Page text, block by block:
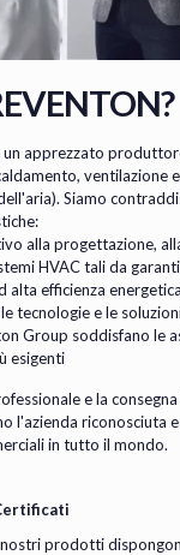
un apprezzato
ventilazione e
Siamo
alla progettazione,
HVAC tali da
alta efficienza
tecnologie e le
Group soddisfano le
esigenti
e la
l'azienda riconosciuta
in tutto il mondo.
prodotti